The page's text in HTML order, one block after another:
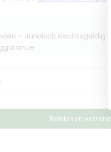
– Juridisch Rechtsgeldig
Betalen en